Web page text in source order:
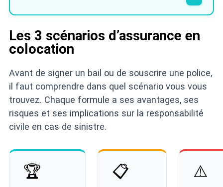
Les 3 scénarios d’assurance en
colocation
Avant de signer un bail ou de souscrire une police,
il faut comprendre dans quel scénario vous vous
trouvez. Chaque formule a ses avantages, ses
risques et ses implications sur la responsabilité
civile en cas de sinistre.
🏆 📋 ⚠️